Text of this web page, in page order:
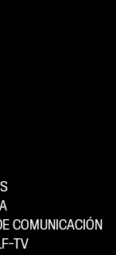
COMUNICACIÓN
TV